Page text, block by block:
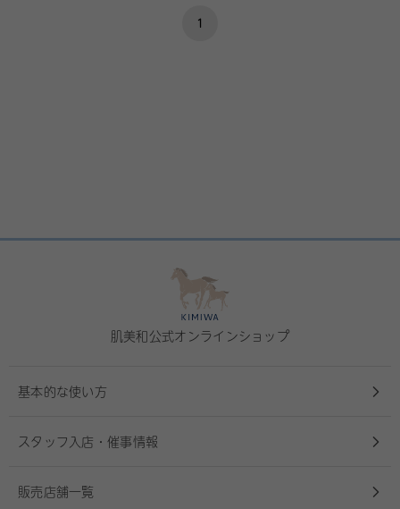
1
肌美和公式オンラインショップ
基本的な使い方
スタッフ入店・催事情報
販売店舗一覧